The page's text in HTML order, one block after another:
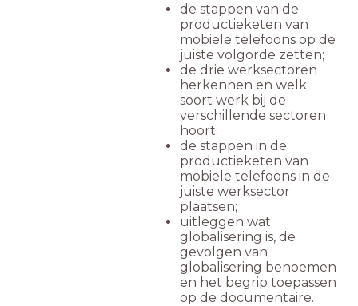
de stappen van de
productieketen van
mobiele telefoons op de
juiste volgorde zetten;
de drie werksectoren
herkennen en welk
soort werk bij de
verschillende sectoren
hoort;
de stappen in de
productieketen van
mobiele telefoons in de
juiste werksector
plaatsen;
uitleggen wat
globalisering is, de
gevolgen van
globalisering benoemen
en het begrip toepassen
op de documentaire.